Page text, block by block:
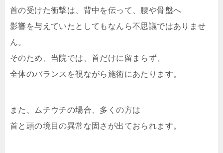
首の受けた衝撃は、背中を伝って、腰や骨盤へ
影響を与えていたとしてもなんら不思議ではありませ
ん。
そのため、当院では、首だけに留まらず、
全体のバランスを視ながら施術にあたります。
また、ムチウチの場合、多くの方は
首と頭の境目の異常な固さが出ておられます。